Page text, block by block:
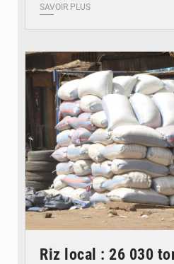
SAVOIR PLUS
© Daou
Riz local : 26 030